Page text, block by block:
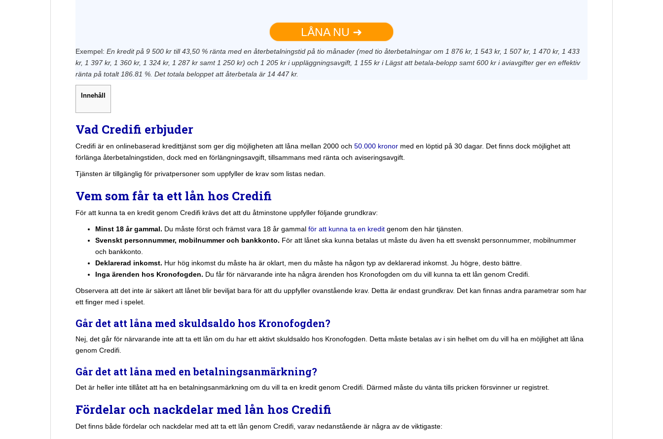
LÅNA NU ➜
Exempel: En kredit på 9 500 kr till 43,50 % ränta med en återbetalningstid på tio månader (med tio återbetalningar om 1 876 kr, 1 543 kr, 1 507 kr, 1 470 kr, 1 433
kr, 1 397 kr, 1 360 kr, 1 324 kr, 1 287 kr samt 1 250 kr) och 1 205 kr i uppläggningsavgift, 1 155 kr i Lägst att betala-belopp samt 600 kr i aviavgifter ger en effektiv
ränta på totalt 186.81 %. Det totala beloppet att återbetala är 14 447 kr.
Innehåll
Vad Credifi erbjuder
Credifi är en onlinebaserad kredittjänst som ger dig möjligheten att låna mellan 2000 och 50.000 kronor med en löptid på 30 dagar. Det finns dock möjlighet att
förlänga återbetalningstiden, dock med en förlängningsavgift, tillsammans med ränta och aviseringsavgift.
Tjänsten är tillgänglig för privatpersoner som uppfyller de krav som listas nedan.
Vem som får ta ett lån hos Credifi
För att kunna ta en kredit genom Credifi krävs det att du åtminstone uppfyller följande grundkrav:
Minst 18 år gammal. Du måste först och främst vara 18 år gammal för att kunna ta en kredit genom den här tjänsten.
Svenskt personnummer, mobilnummer och bankkonto. För att lånet ska kunna betalas ut måste du även ha ett svenskt personnummer, mobilnummer
och bankkonto.
Deklarerad inkomst. Hur hög inkomst du måste ha är oklart, men du måste ha någon typ av deklarerad inkomst. Ju högre, desto bättre.
Inga ärenden hos Kronofogden. Du får för närvarande inte ha några ärenden hos Kronofogden om du vill kunna ta ett lån genom Credifi.
Observera att det inte är säkert att lånet blir beviljat bara för att du uppfyller ovanstående krav. Detta är endast grundkrav. Det kan finnas andra parametrar som har
ett finger med i spelet.
Går det att låna med skuldsaldo hos Kronofogden?
Nej, det går för närvarande inte att ta ett lån om du har ett aktivt skuldsaldo hos Kronofogden. Detta måste betalas av i sin helhet om du vill ha en möjlighet att låna
genom Credifi.
Går det att låna med en betalningsanmärkning?
Det är heller inte tillåtet att ha en betalningsanmärkning om du vill ta en kredit genom Credifi. Därmed måste du vänta tills pricken försvinner ur registret.
Fördelar och nackdelar med lån hos Credifi
Det finns både fördelar och nackdelar med att ta ett lån genom Credifi, varav nedanstående är några av de viktigaste: